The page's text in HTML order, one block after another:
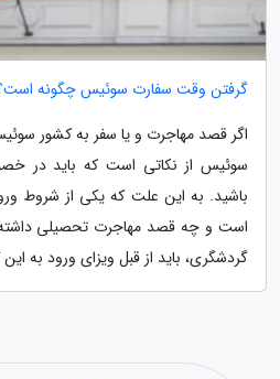
گرفتن وقت سفارت سوئیس چگونه
اگر قصد مهاجرت و یا سفر به کشور
سوئیس از نکاتی است که باید در
باشید. به این علت که یکی از شروط
است و چه قصد مهاجرت تحصیلی
گردشگری، باید از قبل ویزای ورود به